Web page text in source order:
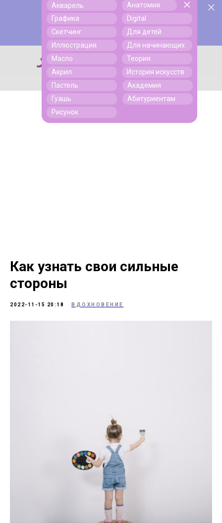
Поиск
Поиск
Акварель
Графика
Скетчинг
Иллюстрация
Масло
Акрил
Пастель
Гуашь
Рисунок
Анатомия
Digital
Для детей
Для начинающих
Теория
История искусств
Академия
Абитуриентам
Как узнать свои сильные
стороны
2022-11-15 20:18 ВДОХНОВЕНИЕ